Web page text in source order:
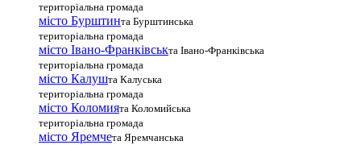
територіальна громада
місто Бурштинта Бурштинська
територіальна громада
місто Івано-Франківськта Івано-Франківська
територіальна громада
місто Калушта Калуська
територіальна громада
місто Коломията Коломийська
територіальна громада
місто Яремчета Яремчанська